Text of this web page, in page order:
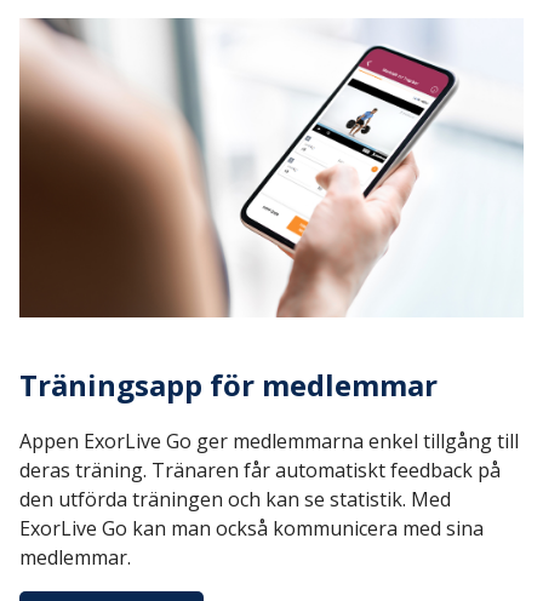
Träningsapp för medlemmar
Appen ExorLive Go ger medlemmarna enkel tillgång till
deras träning. Tränaren får automatiskt feedback på
den utförda träningen och kan se statistik. Med
ExorLive Go kan man också kommunicera med sina
medlemmar.